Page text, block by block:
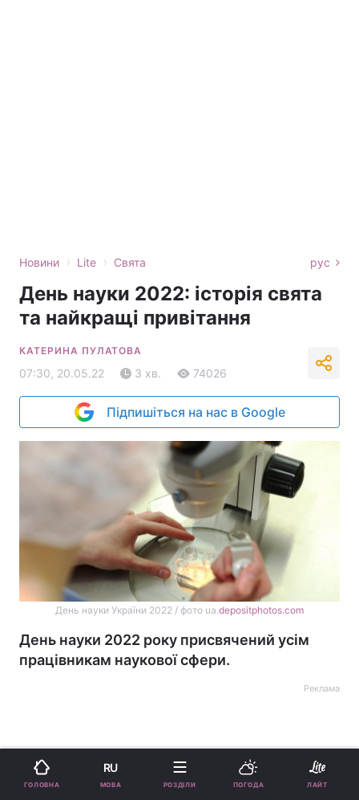
Новини › Lite › Свята рус
День науки 2022: історія свята
та найкращі привітання
КАТЕРИНА ПУЛАТОВА
07:30, 20.05.22 3 хв. 74026
Підпишіться на нас в Google
День науки України 2022 / фото ua.depositphotos.com
День науки 2022 року присвячений усім
працівникам наукової сфери.
Реклама
ГОЛОВНА
RU
МОВА РОЗДІЛИ ПОГОДА ЛАЙТ